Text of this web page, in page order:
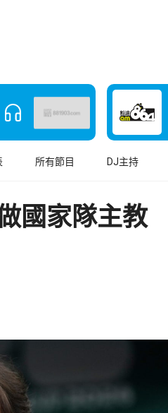
所有節目 DJ主持
國家隊主教